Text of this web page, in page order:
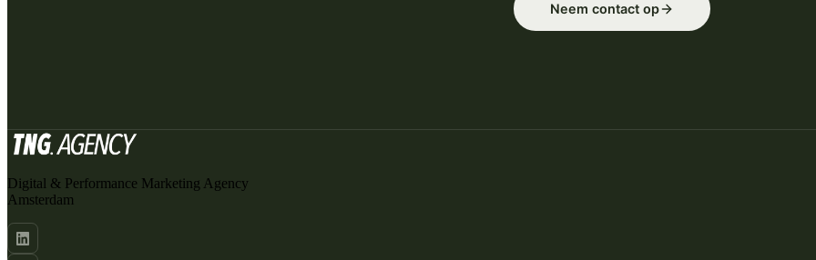
Neem contact op
Digital & Performance Marketing Agency
Amsterdam